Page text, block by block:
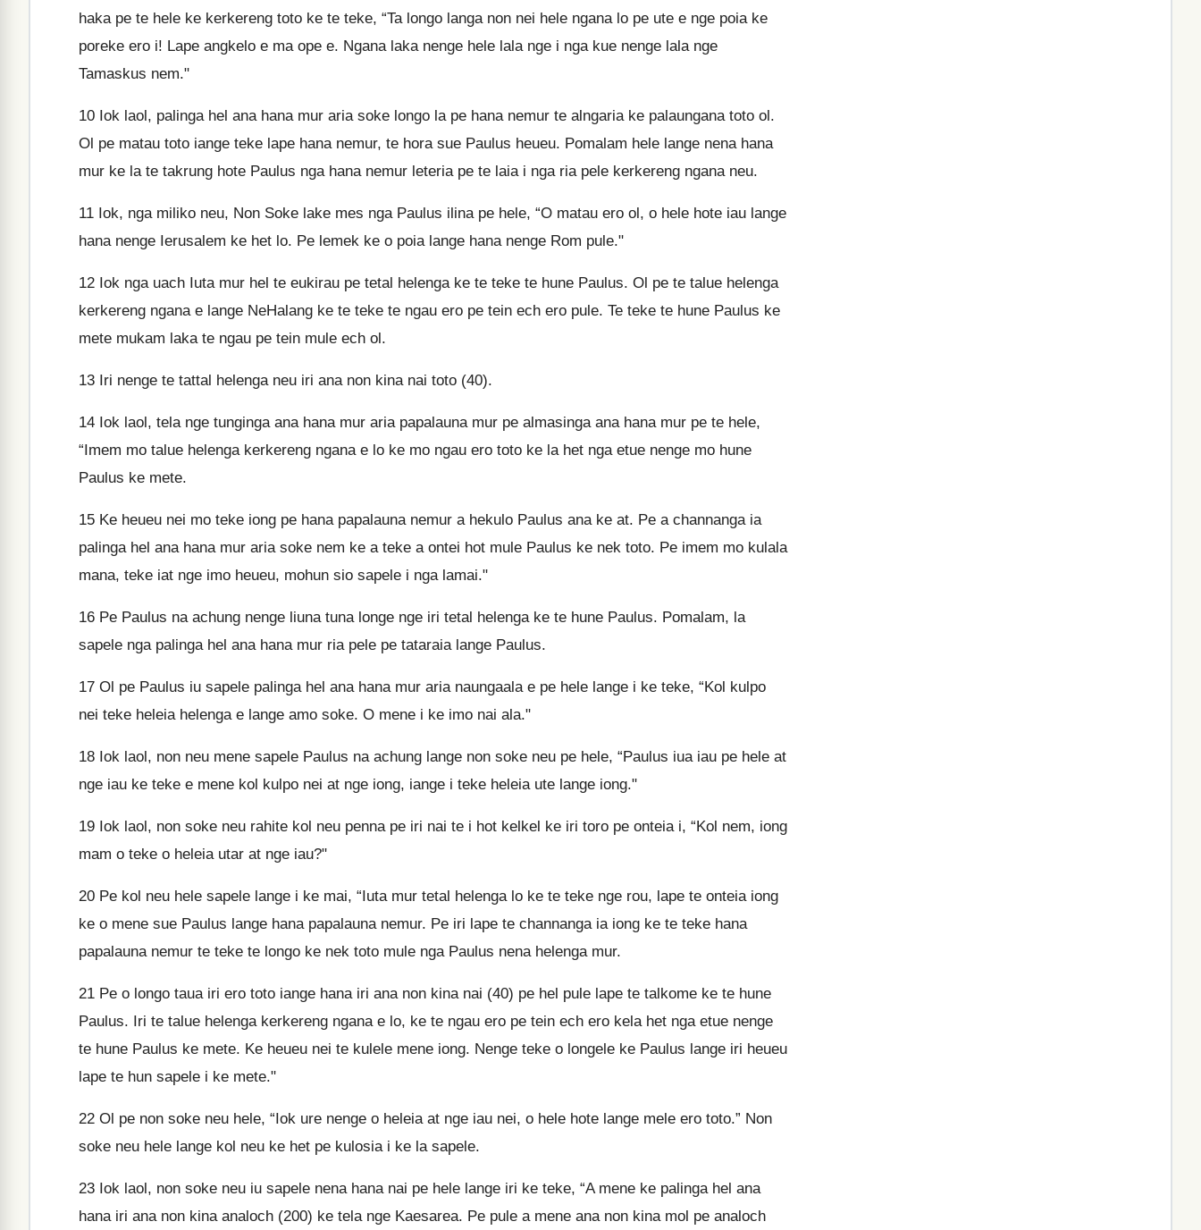
haka pe te hele ke kerkereng toto ke te teke, “Ta longo langa non nei hele ngana lo pe ute e nge poia ke
poreke ero i! Lape angkelo e ma ope e. Ngana laka nenge hele lala nge i nga kue nenge lala nge
Tamaskus nem."
10 Iok laol, palinga hel ana hana mur aria soke longo la pe hana nemur te alngaria ke palaungana toto ol.
Ol pe matau toto iange teke lape hana nemur, te hora sue Paulus heueu. Pomalam hele lange nena hana
mur ke la te takrung hote Paulus nga hana nemur leteria pe te laia i nga ria pele kerkereng ngana neu.
11 Iok, nga miliko neu, Non Soke lake mes nga Paulus ilina pe hele, “O matau ero ol, o hele hote iau lange
hana nenge Ierusalem ke het lo. Pe lemek ke o poia lange hana nenge Rom pule."
12 Iok nga uach Iuta mur hel te eukirau pe tetal helenga ke te teke te hune Paulus. Ol pe te talue helenga
kerkereng ngana e lange NeHalang ke te teke te ngau ero pe tein ech ero pule. Te teke te hune Paulus ke
mete mukam laka te ngau pe tein mule ech ol.
13 Iri nenge te tattal helenga neu iri ana non kina nai toto (40).
14 Iok laol, tela nge tunginga ana hana mur aria papalauna mur pe almasinga ana hana mur pe te hele,
“Imem mo talue helenga kerkereng ngana e lo ke mo ngau ero toto ke la het nga etue nenge mo hune
Paulus ke mete.
15 Ke heueu nei mo teke iong pe hana papalauna nemur a hekulo Paulus ana ke at. Pe a channanga ia
palinga hel ana hana mur aria soke nem ke a teke a ontei hot mule Paulus ke nek toto. Pe imem mo kulala
mana, teke iat nge imo heueu, mohun sio sapele i nga lamai."
16 Pe Paulus na achung nenge liuna tuna longe nge iri tetal helenga ke te hune Paulus. Pomalam, la
sapele nga palinga hel ana hana mur ria pele pe tataraia lange Paulus.
17 Ol pe Paulus iu sapele palinga hel ana hana mur aria naungaala e pe hele lange i ke teke, “Kol kulpo
nei teke heleia helenga e lange amo soke. O mene i ke imo nai ala."
18 Iok laol, non neu mene sapele Paulus na achung lange non soke neu pe hele, “Paulus iua iau pe hele at
nge iau ke teke e mene kol kulpo nei at nge iong, iange i teke heleia ute lange iong."
19 Iok laol, non soke neu rahite kol neu penna pe iri nai te i hot kelkel ke iri toro pe onteia i, “Kol nem, iong
mam o teke o heleia utar at nge iau?"
20 Pe kol neu hele sapele lange i ke mai, “Iuta mur tetal helenga lo ke te teke nge rou, lape te onteia iong
ke o mene sue Paulus lange hana papalauna nemur. Pe iri lape te channanga ia iong ke te teke hana
papalauna nemur te teke te longo ke nek toto mule nga Paulus nena helenga mur.
21 Pe o longo taua iri ero toto iange hana iri ana non kina nai (40) pe hel pule lape te talkome ke te hune
Paulus. Iri te talue helenga kerkereng ngana e lo, ke te ngau ero pe tein ech ero kela het nga etue nenge
te hune Paulus ke mete. Ke heueu nei te kulele mene iong. Nenge teke o longele ke Paulus lange iri heueu
lape te hun sapele i ke mete."
22 Ol pe non soke neu hele, “Iok ure nenge o heleia at nge iau nei, o hele hote lange mele ero toto.” Non
soke neu hele lange kol neu ke het pe kulosia i ke la sapele.
23 Iok laol, non soke neu iu sapele nena hana nai pe hele lange iri ke teke, “A mene ke palinga hel ana
hana iri ana non kina analoch (200) ke tela nge Kaesarea. Pe pule a mene ana non kina mol pe analoch